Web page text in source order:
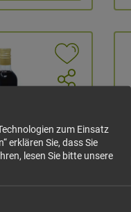
vom
zum Einsatz
erklären Sie, dass Sie
lesen Sie bitte unsere